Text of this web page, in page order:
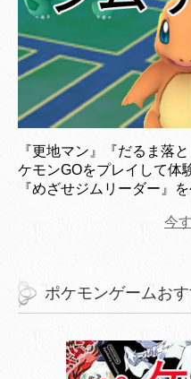
『更地マン』『だるま落
ケモンGOをプレイして体
『めざせジムリーダー』を
今
ポケモンゲームお